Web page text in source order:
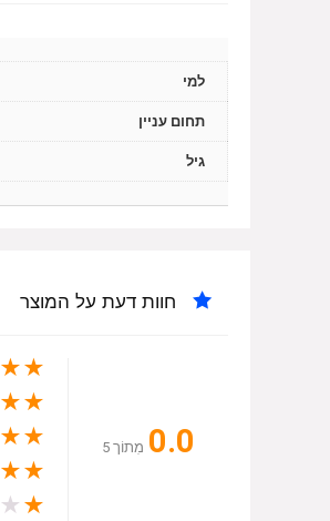
למי
תחום עניין
גיל
חוות דעת על המוצר
0.0 מִתוֹך 5
★
★
★
★
★
★
★
★
★
★